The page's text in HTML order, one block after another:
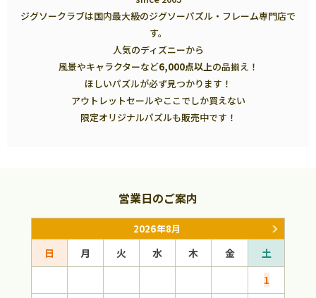
ジグソークラブは国内最大級のジグソーパズル・フレーム専門店で
す。
人気のディズニーから
風景やキャラクターなど6,000点以上の品揃え！
ほしいパズルが必ず見つかります！
アウトレットセールやここでしか買えない
限定オリジナルパズルも販売中です！
営業日のご案内
2026年8月
日 月 火 水 木 金
土
1